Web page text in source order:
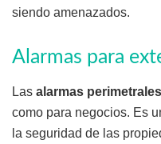
siendo amenazados.
Alarmas para
Las alarmas perimetrales
como para negocios. Es
la seguridad de las